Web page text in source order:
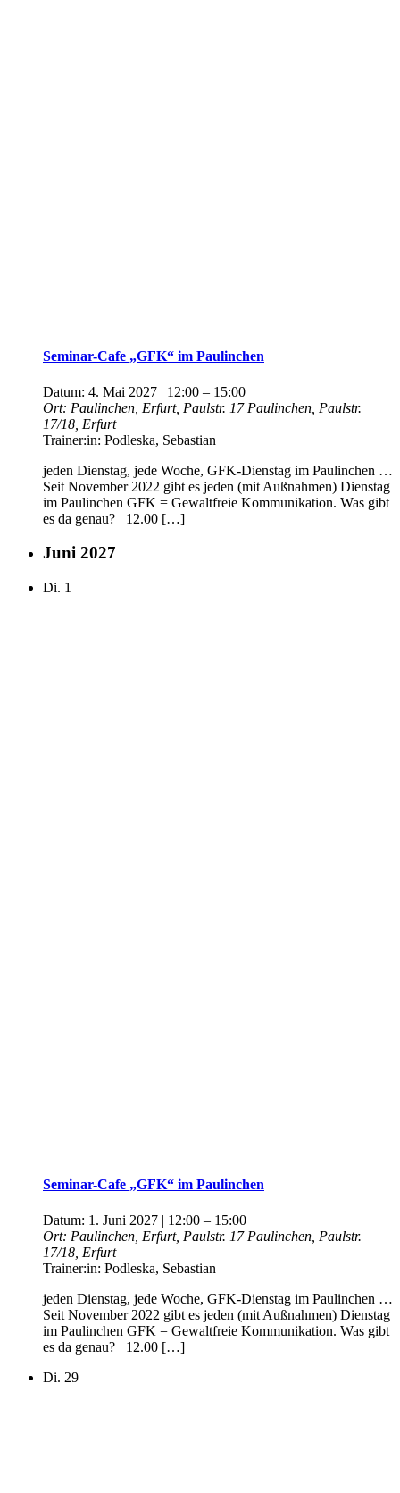
Seminar-Cafe „GFK“ im Paulinchen
Datum: 4. Mai 2027 | 12:00 – 15:00
Ort: Paulinchen, Erfurt, Paulstr. 17 Paulinchen, Paulstr.
17/18, Erfurt
Trainer:in: Podleska, Sebastian
jeden Dienstag, jede Woche, GFK-Dienstag im Paulinchen …
Seit November 2022 gibt es jeden (mit Außnahmen) Dienstag
im Paulinchen GFK = Gewaltfreie Kommunikation. Was gibt
es da genau? 12.00 […]
Juni 2027
Di. 1
Seminar-Cafe „GFK“ im Paulinchen
Datum: 1. Juni 2027 | 12:00 – 15:00
Ort: Paulinchen, Erfurt, Paulstr. 17 Paulinchen, Paulstr.
17/18, Erfurt
Trainer:in: Podleska, Sebastian
jeden Dienstag, jede Woche, GFK-Dienstag im Paulinchen …
Seit November 2022 gibt es jeden (mit Außnahmen) Dienstag
im Paulinchen GFK = Gewaltfreie Kommunikation. Was gibt
es da genau? 12.00 […]
Di. 29